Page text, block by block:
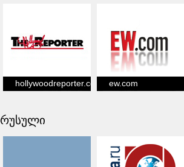
hollywoodreporter.com ew.com
რუსული